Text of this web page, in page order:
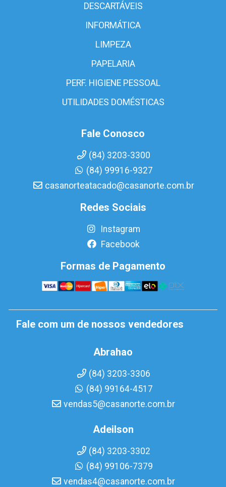
DESCARTÁVEIS
INFORMÁTICA
LIMPEZA
PAPELARIA
PERF. HIGIENE PESSOAL
UTILIDADES DOMÉSTICAS
Fale Conosco
(84) 3203-3300
(84) 99916-9327
casanorteatacado@casanorte.com.br
Redes Sociais
Instagram
Facebook
Formas de Pagamento
Fale com um de nossos vendedores
Abrahao
(84) 3203-3306
(84) 99164-4517
vendas5@casanorte.com.br
Adeilson
(84) 3203-3302
(84) 99106-7379
vendas4@casanorte.com.br